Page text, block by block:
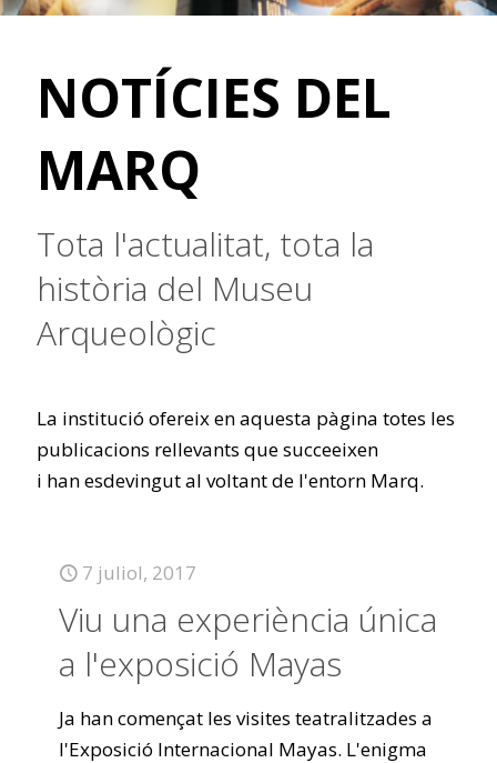
NOTÍCIES DEL
MARQ
Tota l'actualitat, tota la
història del Museu
Arqueològic
La institució ofereix en aquesta pàgina totes les
publicacions rellevants que succeeixen
i han esdevingut al voltant de l'entorn Marq.
7 juliol, 2017
Viu una experiència única
a l'exposició Mayas
Ja han començat les visites teatralitzades a
l'Exposició Internacional Mayas. L'enigma